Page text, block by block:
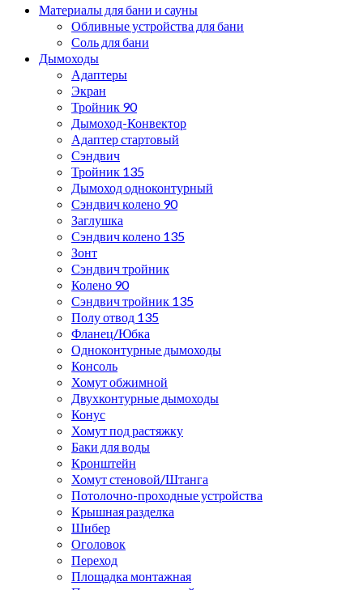
Материалы для бани и сауны
Обливные устройства для бани
Соль для бани
Дымоходы
Адаптеры
Экран
Тройник 90
Дымоход-Конвектор
Адаптер стартовый
Сэндвич
Тройник 135
Дымоход одноконтурный
Сэндвич колено 90
Заглушка
Сэндвич колено 135
Зонт
Сэндвич тройник
Колено 90
Сэндвич тройник 135
Полу отвод 135
Фланец/Юбка
Одноконтурные дымоходы
Консоль
Хомут обжимной
Двухконтурные дымоходы
Конус
Хомут под растяжку
Баки для воды
Кронштейн
Хомут стеновой/Штанга
Потолочно-проходные устройства
Крышная разделка
Шибер
Оголовок
Переход
Площадка монтажная